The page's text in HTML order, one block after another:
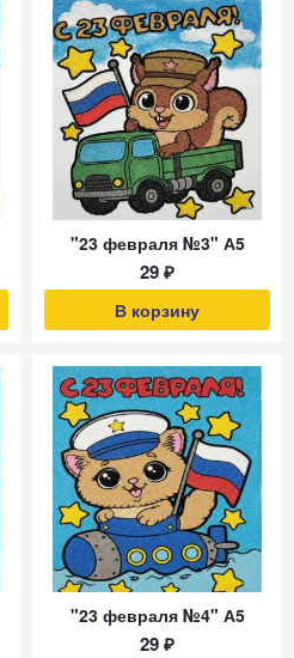
"23 февраля №3" А5
29 ₽
В корзину
"23 февраля №4" А5
29 ₽